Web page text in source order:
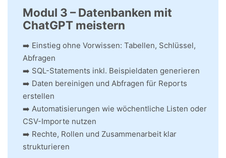
Modul 3 – Datenbanken mit
ChatGPT meistern
➡️ Einstieg ohne Vorwissen: Tabellen, Schlüssel,
Abfragen
➡️ SQL-Statements inkl. Beispieldaten generieren
➡️ Daten bereinigen und Abfragen für Reports
erstellen
➡️ Automatisierungen wie wöchentliche Listen oder
CSV-Importe nutzen
➡️ Rechte, Rollen und Zusammenarbeit klar
strukturieren